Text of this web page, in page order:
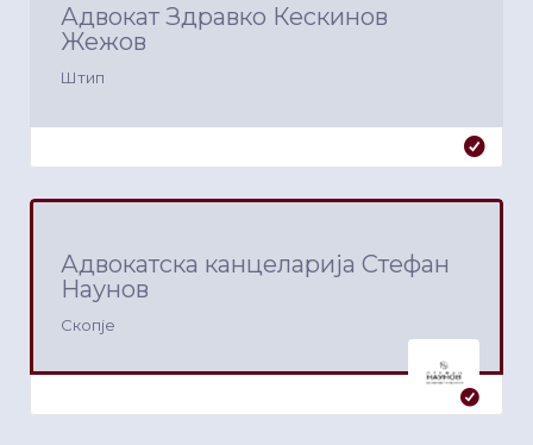
Адвокат Здравко Кескинов
Жежов
Штип
Адвокатска канцеларија Стефан
Наунов
Скопје